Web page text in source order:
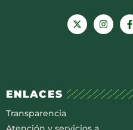
ENLACES
Transparencia